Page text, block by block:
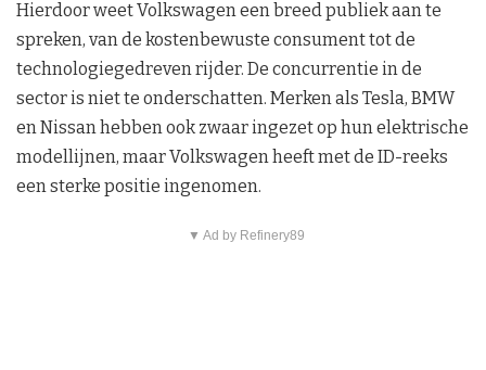
Hierdoor weet Volkswagen een breed publiek aan te
spreken, van de kostenbewuste consument tot de
technologiegedreven rijder. De concurrentie in de
sector is niet te onderschatten. Merken als Tesla, BMW
en Nissan hebben ook zwaar ingezet op hun elektrische
modellijnen, maar Volkswagen heeft met de ID-reeks
een sterke positie ingenomen.
▼ Ad by Refinery89